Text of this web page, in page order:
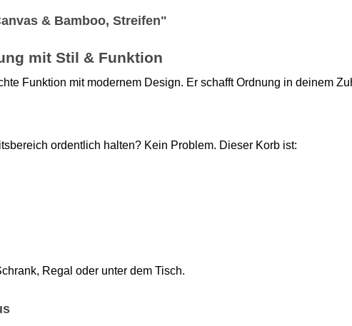
& Bamboo, Streifen"
mit Stil & Funktion
Funktion mit modernem Design. Er schafft Ordnung in deinem
ordentlich halten? Kein Problem. Dieser Korb ist:
Regal oder unter dem Tisch.